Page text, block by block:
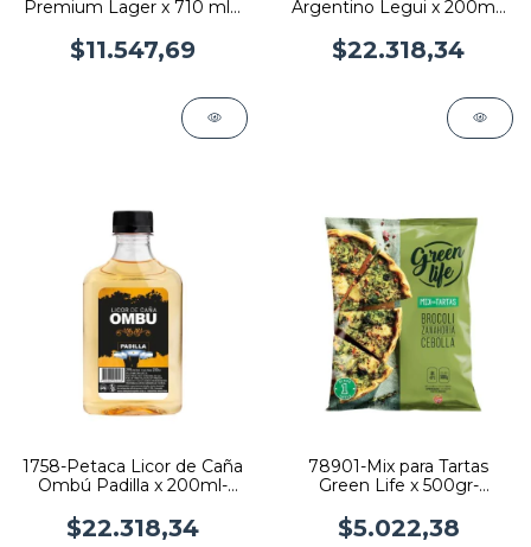
Premium Lager x 710 ml x
$11.547,69
Argentino Legui x 200ml-
$22.318,34
1758-Petaca Licor de Caña
Ombú Padilla x 200ml-
$22.318,34
78901-Mix para Tartas
Green Life x 500gr-
Cebolla
$5.022,38